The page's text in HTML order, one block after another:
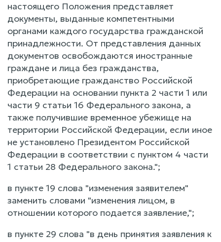
настоящего Положения представляет
документы, выданные компетентными
органами каждого государства гражданской
принадлежности. От представления данных
документов освобождаются иностранные
граждане и лица без гражданства,
приобретающие гражданство Российской
Федерации на основании пункта 2 части 1 или
части 9 статьи 16 Федерального закона, а
также получившие временное убежище на
территории Российской Федерации, если иное
не установлено Президентом Российской
Федерации в соответствии с пунктом 4 части
1 статьи 28 Федерального закона.";
в пункте 19 слова "изменения заявителем"
заменить словами "изменения лицом, в
отношении которого подается заявление,";
в пункте 29 слова "в день принятия заявления к